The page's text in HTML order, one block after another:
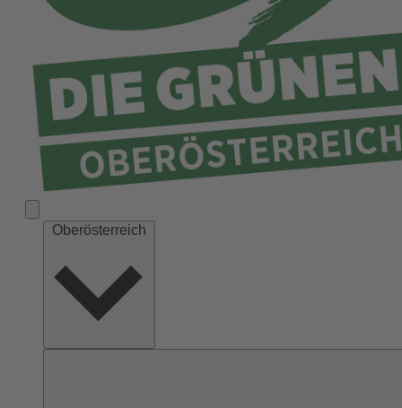
Ried
Schärding
Steyr
Steyr-Land
Urfahr-Umgebung
Vöcklabruck
Oberösterreich